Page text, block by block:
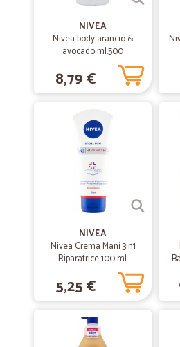
—Silvio R.
Puntuali, buon prezzo e buoni prodotti
—
Ottimo consegna e l'imballaggio
Ottimo consegna e l'imballaggio un po
convenienti....tenendo conto le spese di
un po più bassi......giusto???
—Adele D.
Consegna veloce. Prodotti ottimi.
—
Ottimi prodotti
NIVEA
Nivea body arancio &
avocado ml.500
8,79 €
NIVEA
Nivea Crema Mani 3in1
Riparatrice 100 ml.
5,25 €